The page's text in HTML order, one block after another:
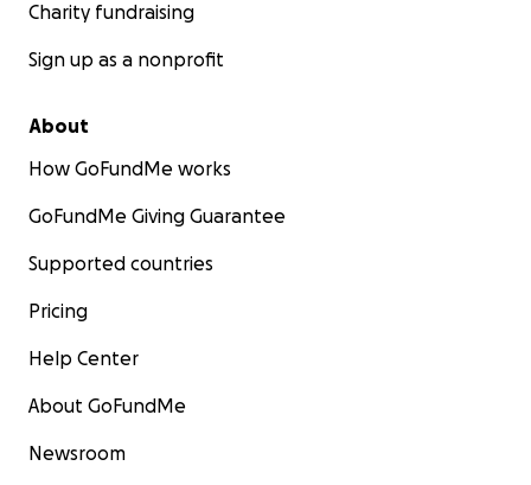
Charity fundraising
Sign up as a nonprofit
About
How GoFundMe works
GoFundMe Giving Guarantee
Supported countries
Pricing
Help Center
About GoFundMe
Newsroom